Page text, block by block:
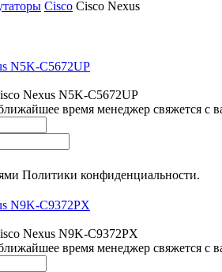
Cisco Cisco Nexus
N5K-C5672UP
Nexus N5K-C5672UP
время менеджер свяжется с
Политики конфиденциальности.
N9K-C9372PX
Nexus N9K-C9372PX
время менеджер свяжется с